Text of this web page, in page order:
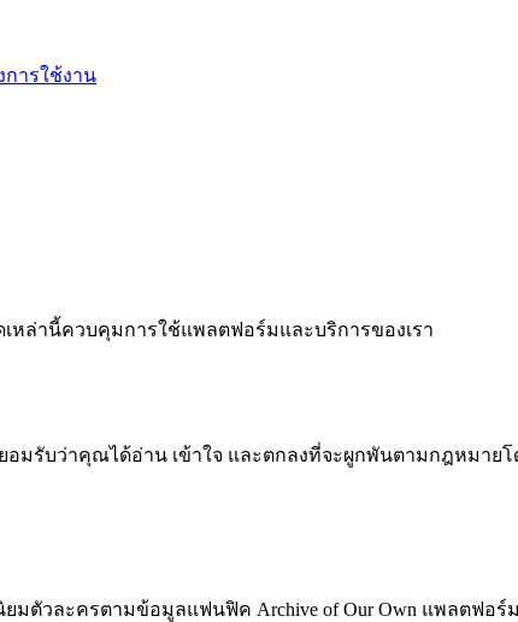
ารใช้งาน
ล่านี้ควบคุมการใช้แพลตฟอร์มและบริการของเรา
อมรับว่าคุณได้อ่าน เข้าใจ และตกลงที่จะผูกพันตามกฎหมา
ตัวละครตามข้อมูลแฟนฟิค Archive of Our Own แพลตฟอร์